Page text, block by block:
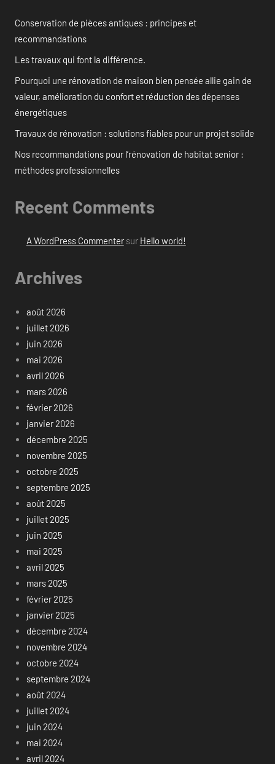
Conservation de pièces antiques : principes et
recommandations
Les travaux qui font la différence.
Pourquoi une rénovation de maison bien pensée allie gain de
valeur, amélioration du confort et réduction des dépenses
énergétiques
Travaux de rénovation : solutions fiables pour un projet solide
Nos recommandations pour l’rénovation de habitat senior :
méthodes professionnelles
Recent Comments
A WordPress Commentersur Hello world!
Archives
août 2026
juillet 2026
juin 2026
mai 2026
avril 2026
mars 2026
février 2026
janvier 2026
décembre 2025
novembre 2025
octobre 2025
septembre 2025
août 2025
juillet 2025
juin 2025
mai 2025
avril 2025
mars 2025
février 2025
janvier 2025
décembre 2024
novembre 2024
octobre 2024
septembre 2024
août 2024
juillet 2024
juin 2024
mai 2024
avril 2024